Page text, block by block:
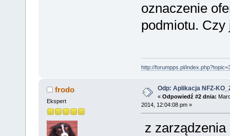
oznaczenie
podmiotu. Czy
http://forumpps.pl/
frodo
Ekspert
Odp: Aplikacja NFZ-
« Odpowiedź #2 dnia:
2014, 12:04:08 pm »
z